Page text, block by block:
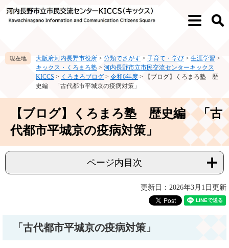
ー
ニ
メ
検
大阪府河内長野市役所 > 分類でさがす > 子育て・学び > 生涯学習 >
キックス・くろまろ塾 > 河内長野市立市民交流センターキックス
KICCS > くろまろブログ > 令和6年度 >
【ブログ】くろまろ塾 歴
史編 「古代都市平城京の疫病対策」
【ブログ】くろまろ塾 歴史編 「古
代都市平城京の疫病対策」
ページ内目次
更新日：2026年3月1日更新
「古代都市平城京の疫病対策」